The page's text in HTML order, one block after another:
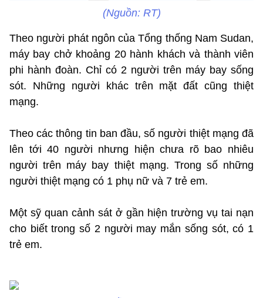
(Nguồn: RT)
Theo người phát ngôn của Tổng thống Nam Sudan,
máy bay chở khoảng 20 hành khách và thành viên
phi hành đoàn. Chỉ có 2 người trên máy bay sống
sót. Những người khác trên mặt đất cũng thiệt
mạng.
Theo các thông tin ban đầu, số người thiệt mạng đã
lên tới 40 người nhưng hiện chưa rõ bao nhiêu
người trên máy bay thiệt mạng. Trong số những
người thiệt mạng có 1 phụ nữ và 7 trẻ em.
Một sỹ quan cảnh sát ở gần hiện trường vụ tai nạn
cho biết trong số 2 người may mắn sống sót, có 1
trẻ em.